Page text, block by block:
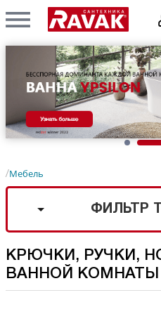
/Мебель
ФИЛЬТР
КРЮЧКИ, РУЧКИ,
ВАННОЙ КОМНАТЫ